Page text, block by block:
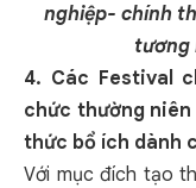
nghiệp- chính
tương
4. Các Festival
chức thường niên
thức bổ ích dành
Với mục đích tạo